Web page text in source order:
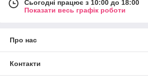
Сьогодні працює з 10:00 до 18:00
Показати весь графік роботи
Про нас
Контакти